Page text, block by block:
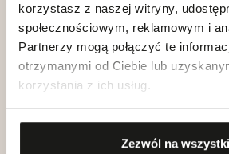
korzystasz z naszej witryny,
społecznościowym, reklamowym i
Partnerzy mogą połączyć te
otrzymanymi od Ciebie lub
korzystania z ich usług.
Zezwól na
Klub dla
Przyjaciół
W.KRUK
Dołącz